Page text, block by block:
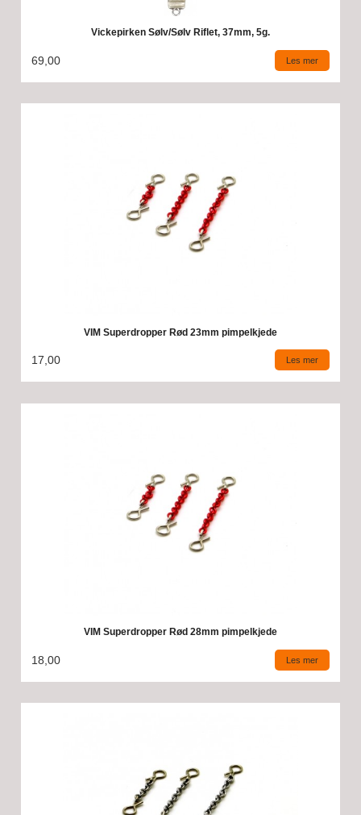
Vickepirken Sølv/Sølv Riflet, 37mm, 5g.
69,00 Les mer
VIM Superdropper Rød 23mm pimpelkjede
17,00 Les mer
VIM Superdropper Rød 28mm pimpelkjede
18,00 Les mer